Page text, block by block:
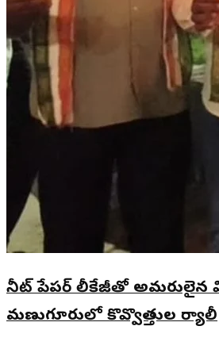
నీట్ పేపర్ లీకేజీతో అమరులైన
మణుగూరులో కొవ్వొత్తుల ర్యాలీ